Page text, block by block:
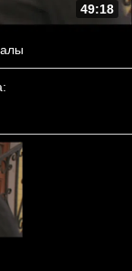
49:18
: